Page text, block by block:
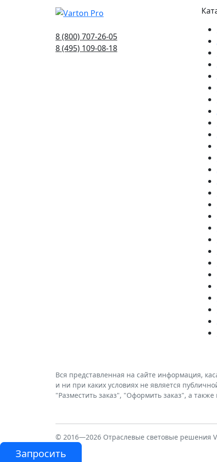
8 (800) 707-26-05
8 (495) 109-08-18
Вся представленная на сайте информация,
и ни при каких условиях не является
"Разместить заказ", "Оформить заказ", а
© 2016—2026 Отраслевые световые решения
Запросить